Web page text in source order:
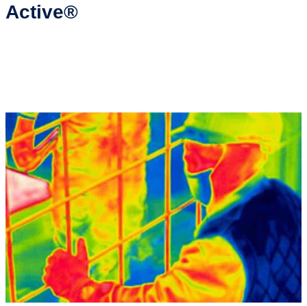
Active®